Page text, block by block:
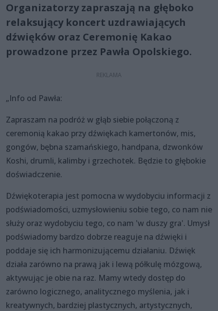
Organizatorzy zapraszają na głęboko
relaksujący koncert uzdrawiających
dźwięków oraz Ceremonię Kakao
prowadzone przez Pawła Opolskiego.
„Info od Pawła:
Zapraszam na podróż w głąb siebie połączoną z
ceremonią kakao przy dźwiękach kamertonów, mis,
gongów, bębna szamańskiego, handpana, dzwonków
Koshi, drumli, kalimby i grzechotek. Będzie to głębokie
doświadczenie.
Dźwiękoterapia jest pomocna w wydobyciu informacji z
podświadomości, uzmysłowieniu sobie tego, co nam nie
służy oraz wydobyciu tego, co nam 'w duszy gra'. Umysł
podświadomy bardzo dobrze reaguje na dźwięki i
poddaje się ich harmonizującemu działaniu. Dźwięk
działa zarówno na prawą jak i lewą półkulę mózgową,
aktywując je obie na raz. Mamy wtedy dostęp do
zarówno logicznego, analitycznego myślenia, jak i
kreatywnych, bardziej plastycznych, artystycznych,